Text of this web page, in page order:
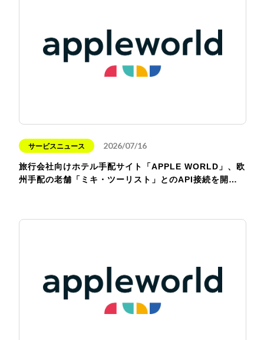
サービスニュース 2026/07/16
旅行会社向けホテル手配サイト「APPLE WORLD」、欧
州手配の老舗「ミキ・ツーリスト」とのAPI接続を開…